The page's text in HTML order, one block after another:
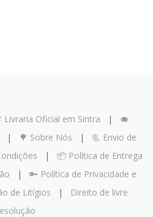
Livraria Oficial em Sintra | 🐗
| 🌳 Sobre Nós | 📃 Envio de
| 📦 Política de Entrega
| 🔑 Política de Privacidade e
de Litígios |
Direito de livre